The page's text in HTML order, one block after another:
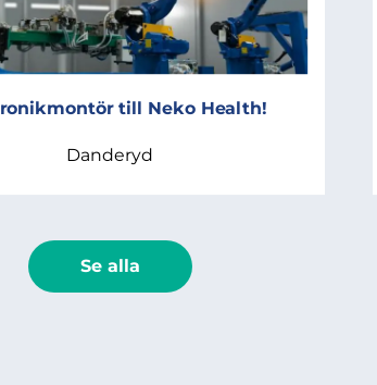
till Neko Health!
Danderyd
Se alla